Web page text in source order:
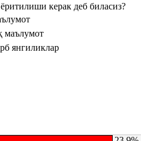
керак деб биласиз?
маълумот
янгиликлар